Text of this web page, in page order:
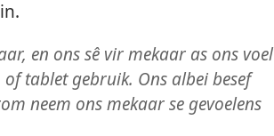
en ons sê vir mekaar as ons voel
tablet gebruik. Ons albei besef
neem ons mekaar se gevoelens